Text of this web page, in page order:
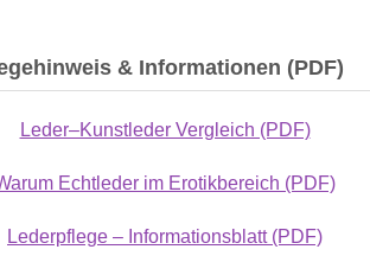
& Informationen (PDF)
Leder–Kunstleder Vergleich (PDF)
Echtleder im Erotikbereich (PDF)
Lederpflege – Informationsblatt (PDF)